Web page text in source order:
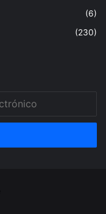
(6)
(230)